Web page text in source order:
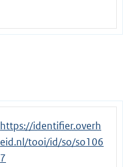
https://identifier.overh
eid.nl/tooi/id/so/so106
7